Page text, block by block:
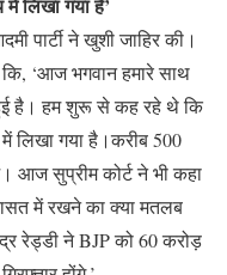
पार्टी ने खुशी जाहिर की।
‘आज भगवान हमारे साथ
है। हम शुरू से कह रहे थे कि
में लिखा गया है।करीब 500
आज सुप्रीम कोर्ट ने भी कहा
में रखने का क्या मतलब
रेड्डी ने BJP को 60 करोड़